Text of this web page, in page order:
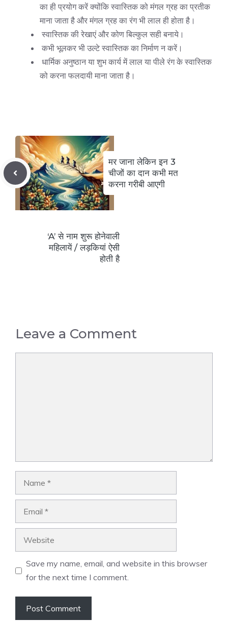
का ही प्रयोग करें क्योंकि स्वास्तिक को मंगल ग्रह का प्रतीक
माना जाता है और मंगल ग्रह का रंग भी लाल ही होता है।
स्वास्तिक की रेखाएं और कोण बिल्कुल सही बनाये।
कभी भूलकर भी उल्टे स्वास्तिक का निर्माण न करें।
धार्मिक अनुष्ठान या शुभ कार्य में लाल या पीले रंग के स्वास्तिक
को करना फलदायी माना जाता है।
मर जाना लेकिन इन 3
चीजों का दान कभी मत
करना गरीबी आएगी
‘A’ से नाम शुरू होनेवाली
महिलायें / लड़कियां ऐसी
होती है
Leave a Comment
Save my name, email, and website in this browser
for the next time I comment.